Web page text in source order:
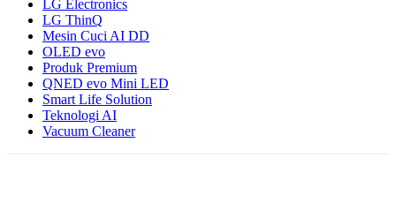
LG Electronics
LG ThinQ
Mesin Cuci AI DD
OLED evo
Produk Premium
QNED evo Mini LED
Smart Life Solution
Teknologi AI
Vacuum Cleaner